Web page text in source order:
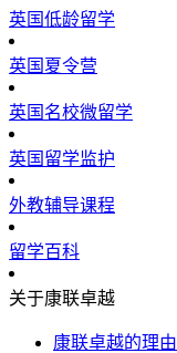
英国低龄留学
英国夏令营
英国名校微留学
英国留学监护
外教辅导课程
留学百科
关于康联卓越
康联卓越的理由